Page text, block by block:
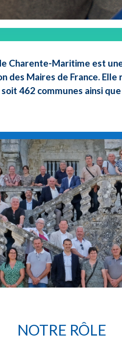
Charente-Maritime est
des Maires de France.
462 communes ainsi
NOTRE RÔLE